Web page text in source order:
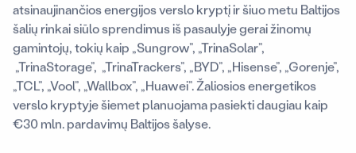
atsinaujinančios energijos verslo kryptį ir šiuo metu Baltijos
šalių rinkai siūlo sprendimus iš pasaulyje gerai žinomų
gamintojų, tokių kaip „Sungrow”, „TrinaSolar”,
„TrinaStorage”, „TrinaTrackers”, „BYD”, „Hisense”, „Gorenje”,
„TCL”, „Vool”, „Wallbox”, „Huawei”. Žaliosios energetikos
verslo kryptyje šiemet planuojama pasiekti daugiau kaip
€30 mln. pardavimų Baltijos šalyse.